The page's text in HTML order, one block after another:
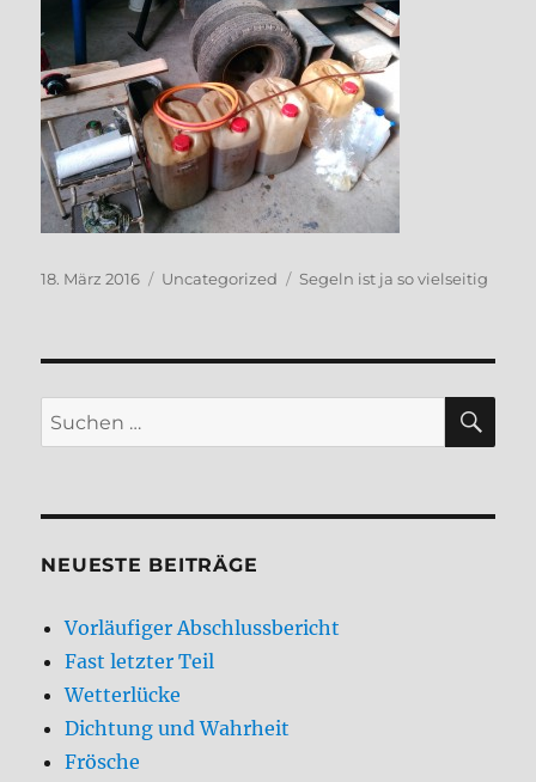
Veröffentlicht
18. März 2016 Kategorien
Uncategorized Schlagwörter
Segeln ist ja so vielseitig
Suchen
nach:
NEUESTE BEITRÄGE
Vorläufiger Abschlussbericht
Fast letzter Teil
Wetterlücke
Dichtung und Wahrheit
Frösche